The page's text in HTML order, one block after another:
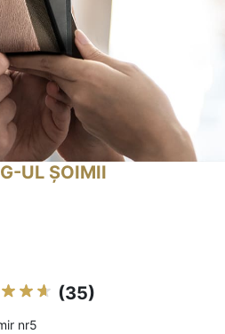
UL ȘOIMII
(35)
nr5